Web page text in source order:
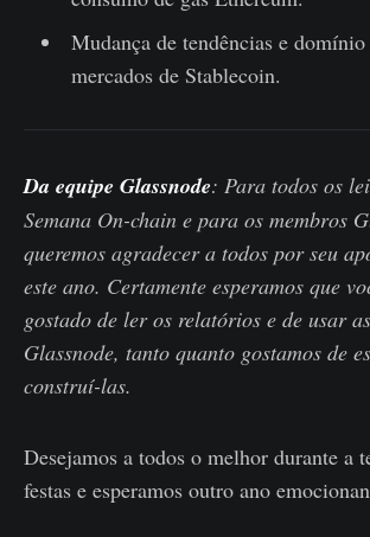
Mudança de tendências e domínio
mercados de Stablecoin.
Da equipe Glassnode: Para todos os
Semana On-chain e para os membros
queremos agradecer a todos por seu
este ano. Certamente esperamos que
gostado de ler os relatórios e de usar
Glassnode, tanto quanto gostamos de
construí-las.
Desejamos a todos o melhor durante a
festas e esperamos outro ano